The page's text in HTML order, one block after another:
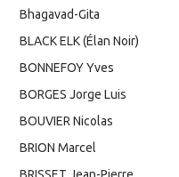
Bhagavad-Gita
BLACK ELK (Élan Noir)
BONNEFOY Yves
BORGES Jorge Luis
BOUVIER Nicolas
BRION Marcel
BRISSET Jean-Pierre